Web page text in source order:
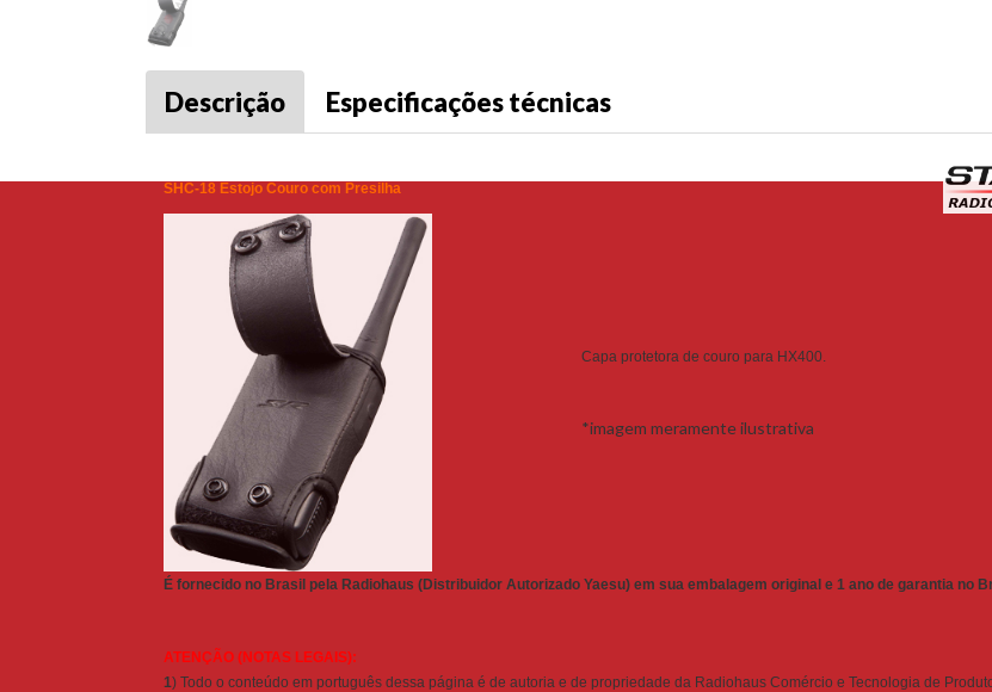
Descrição Especificações técnicas
SHC-18 Estojo Couro com Presilha
Capa protetora de couro para HX400.
*imagem meramente ilustrativa
É fornecido no Brasil pela Radiohaus (Distribuidor Autorizado Yaesu) em sua embalagem original e 1 ano de garantia no
ATENÇÃO (NOTAS LEGAIS):
1) Todo o conteúdo em português dessa página é de autoria e de propriedade da Radiohaus Comércio e Tecnologia de